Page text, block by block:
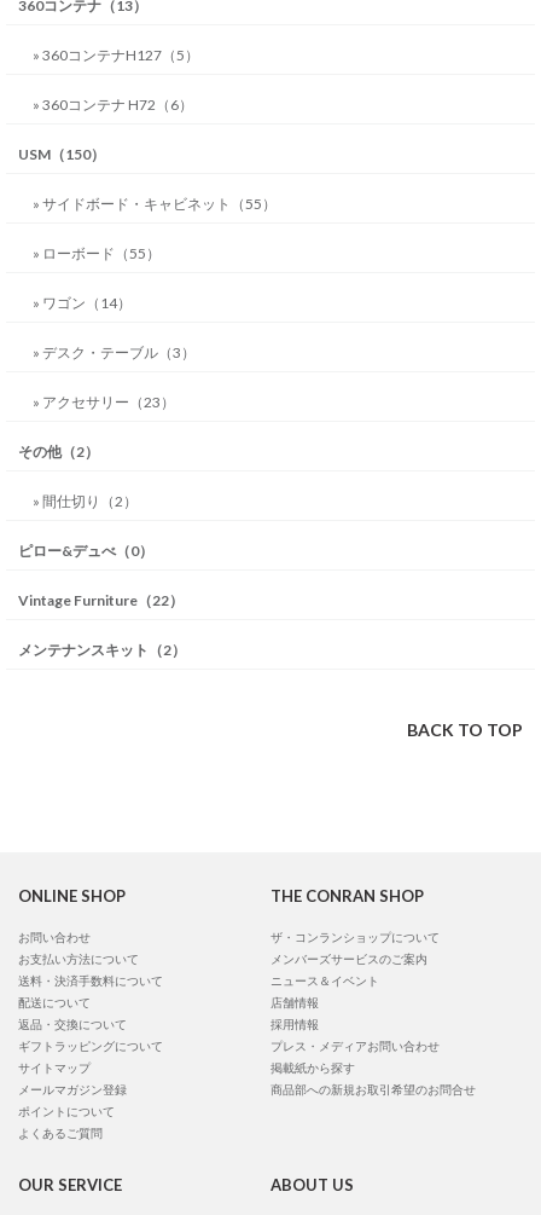
360コンテナ（13）
» 360コンテナH127（5）
» 360コンテナ H72（6）
USM（150）
» サイドボード・キャビネット（55）
» ローボード（55）
» ワゴン（14）
» デスク・テーブル（3）
» アクセサリー（23）
その他（2）
» 間仕切り（2）
ピロー&デュべ（0）
Vintage Furniture（22）
メンテナンスキット（2）
BACK TO TOP
ONLINE SHOP
お問い合わせ
お支払い方法について
送料・決済手数料について
配送について
返品・交換について
ギフトラッピングについて
サイトマップ
メールマガジン登録
ポイントについて
よくあるご質問
THE CONRAN SHOP
ザ・コンランショップについて
メンバーズサービスのご案内
ニュース＆イベント
店舗情報
採用情報
プレス・メディアお問い合わせ
掲載紙から探す
商品部への新規お取引希望のお問合せ
OUR SERVICE ABOUT US